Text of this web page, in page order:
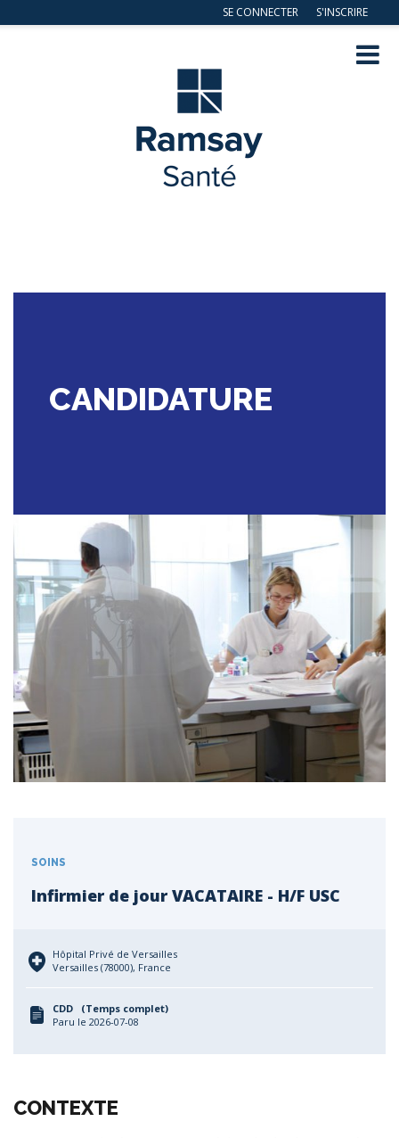
SE CONNECTER S'INSCRIRE
Navig
CANDIDATURE
SOINS
Infirmier de jour VACATAIRE - H/F USC
Hôpital Privé de Versailles
Versailles (78000), France
CDD (Temps complet)
Paru le 2026-07-08
CONTEXTE